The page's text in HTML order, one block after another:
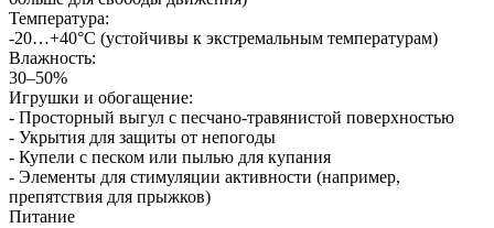
Температура:
-20…+40°C (устойчивы к экстремальным температурам)
Влажность:
30–50%
Игрушки и обогащение:
- Просторный выгул с песчано-травянистой поверхностью
- Укрытия для защиты от непогоды
- Купели с песком или пылью для купания
- Элементы для стимуляции активности (например,
препятствия для прыжков)
Питание